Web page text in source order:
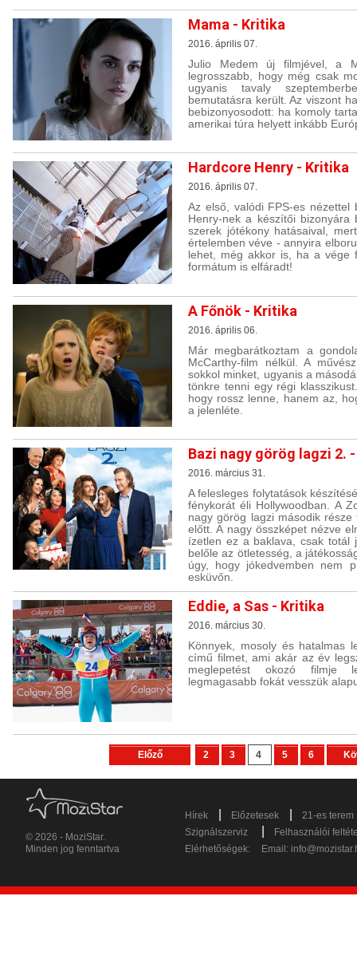
Mama - Kritika
2016. április 07.
Julio Medem új filmjével, a
legrosszabb, hogy még csak
ugyanis tavaly
bemutatásra került. Az viszont
bebizonyosodott: ha komoly
amerikai túra helyett inkább
Hardcore Henry - Kritika
2016. április 07.
Az első, valódi FPS-es nézettel
Henry-nek a készítői
szerek jótékony hatásaival,
értelemben véve - annyira
lehet, még akkor is, ha a vége
formátum is elfáradt!
A Főnök - Kritika
2016. április 06.
Már megbarátkoztam a
McCarthy-film nélkül. A
sokkol minket, ugyanis a
tönkre tenni egy régi
hogy rossz lenne, hanem az,
a jelenléte.
Bazi nagy görög lagzi 2.
2016. március 31.
A felesleges folytatások
fénykorát éli Hollywoodban. A
nagy görög lagzi második
előtt. A nagy összképet nézve
ízetlen ez a baklava, csak totál
belőle az ötletesség, a
úgy, hogy jókedvemben nem
esküvőn.
Eddie, a Sas - Kritika
2016. március 30.
Könnyek, mosoly és hatalmas
című filmet, ami akár az év
meglepetést okozó filmje
legmagasabb fokát vesszük
Előző 2 3 4 5 6
© 2026 - MoziStar.
Minden jog fenntartva
Hírek Előzetesek
21-es terem
Szignálszerviz
Felhasználói
Elérhetőségek:
Email: